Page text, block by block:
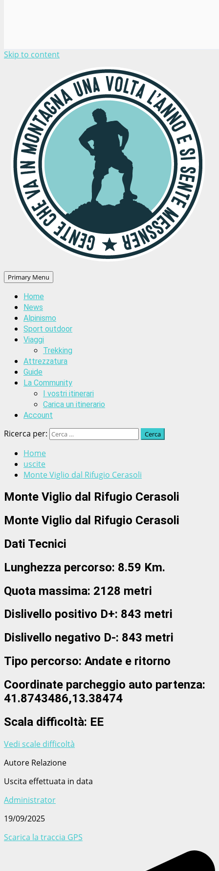
Skip to content
Primary Menu
Home
News
Alpinismo
Sport outdoor
Viaggi
Trekking
Attrezzatura
Guide
La Community
I vostri itinerari
Carica un itinerario
Account
Ricerca per:
Home
uscite
Monte Viglio dal Rifugio Cerasoli
Monte Viglio dal Rifugio Cerasoli
Monte Viglio dal Rifugio Cerasoli
Dati Tecnici
Lunghezza percorso: 8.59 Km.
Quota massima: 2128 metri
Dislivello positivo D+: 843 metri
Dislivello negativo D-: 843 metri
Tipo percorso: Andate e ritorno
Coordinate parcheggio auto partenza:
41.8743486,13.38474
Scala difficoltà: EE
Vedi scale difficoltà
Autore Relazione
Uscita effettuata in data
Administrator
19/09/2025
Scarica la traccia GPS